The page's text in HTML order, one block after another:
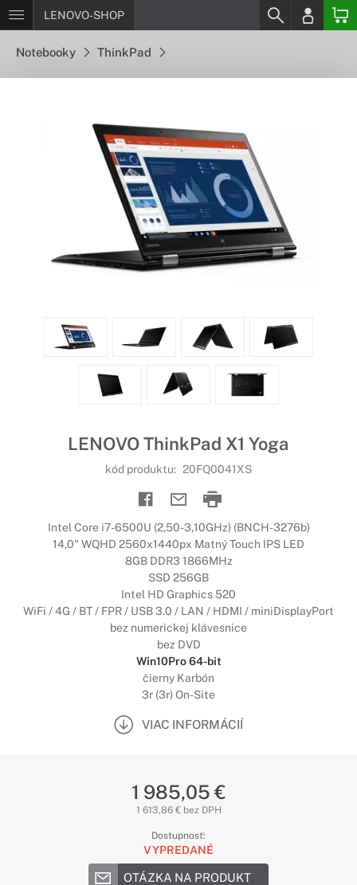
LENOVO-SHOP
Notebooky ThinkPad
LENOVO ThinkPad X1 Yoga
kód produktu: 20FQ0041XS
Intel Core i7-6500U (2,50-3,10GHz) (BNCH-3276b)
14,0" WQHD 2560x1440px Matný Touch IPS LED
8GB DDR3 1866MHz
SSD 256GB
Intel HD Graphics 520
WiFi / 4G / BT / FPR / USB 3.0 / LAN / HDMI / miniDisplayPort
bez numerickej klávesnice
bez DVD
Win10Pro 64-bit
čierny Karbón
3r (3r) On-Site
VIAC INFORMÁCIÍ
1 985,05 €
1 613,86 € bez DPH
Dostupnosť:
VYPREDANÉ
OTÁZKA NA PRODUKT